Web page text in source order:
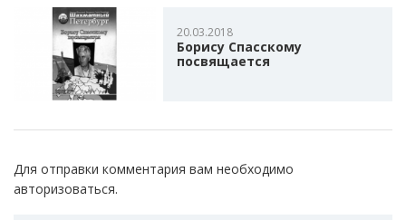
20.03.2018
Борису Спасскому
посвящается
Для отправки комментария вам необходимо
авторизоваться.